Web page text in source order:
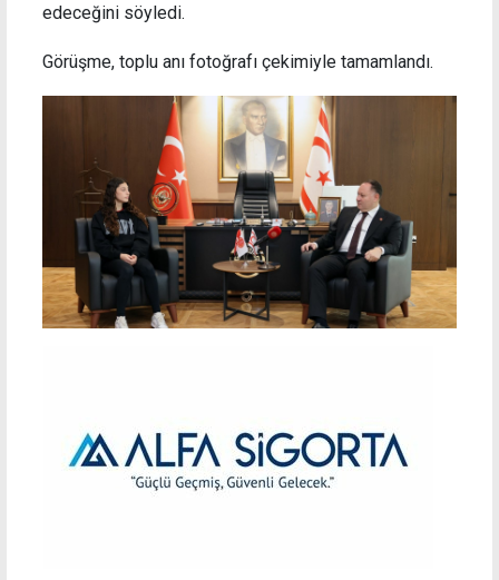
edeceğini söyledi.
Görüşme, toplu anı fotoğrafı çekimiyle tamamlandı.